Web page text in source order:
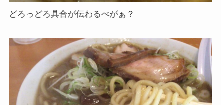
どろっどろ具合が伝わるべがぁ？